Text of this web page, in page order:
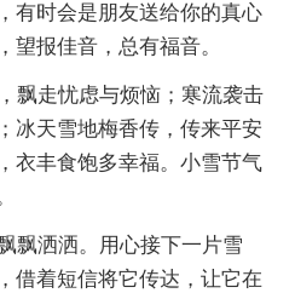
有时会是朋友送给你的真心
望报佳音，总有福音。
飘走忧虑与烦恼；寒流袭击
冰天雪地梅香传，传来平安
衣丰食饱多幸福。小雪节气
飘洒洒。用心接下一片雪
借着短信将它传达，让它在